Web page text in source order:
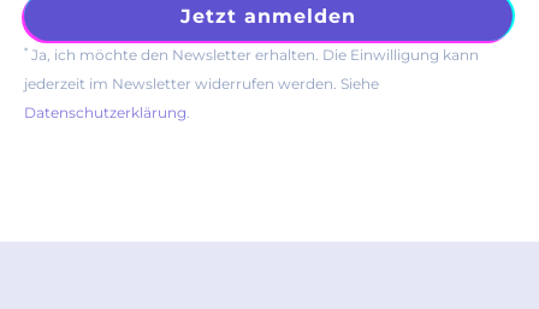
* Ja, ich möchte den Newsletter erhalten. Die Einwilligung kann
jederzeit im Newsletter widerrufen werden. Siehe
Datenschutzerklärung.